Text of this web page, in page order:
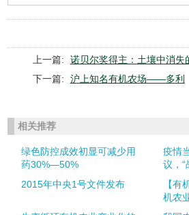
上一篇:
诺贝尔奖得主：土壤中消失
下一篇:
沪上知名有机农场——多利
相关推荐
绿色防控成效初显可减少用
药30%—50%
疫情
议，“
2015年中央1号文件发布
【有
机农